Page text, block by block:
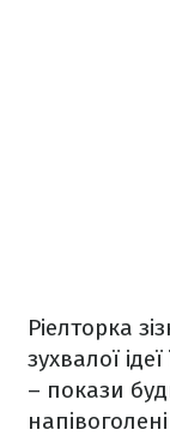
Ріелторка
зухвалої
– покази